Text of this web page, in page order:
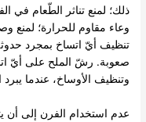
ذلك؛ لمنع تناثر الطّعام في
وعاء مقاوم للحرارة؛
تنظيف أيّ اتساخ بمجرد
صعوبة. رشّ الملح على أيّ
وتنظيف الأوساخ، عندما يبرد
عدم استخدام الفرن إلى أن